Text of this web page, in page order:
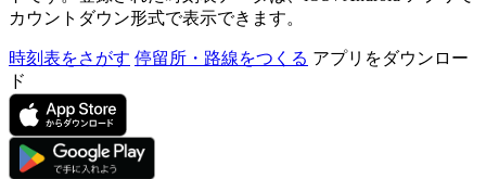
カウントダウン形式で表示できます。
時刻表をさがす 停留所・路線をつくる アプリをダウンロー
ド